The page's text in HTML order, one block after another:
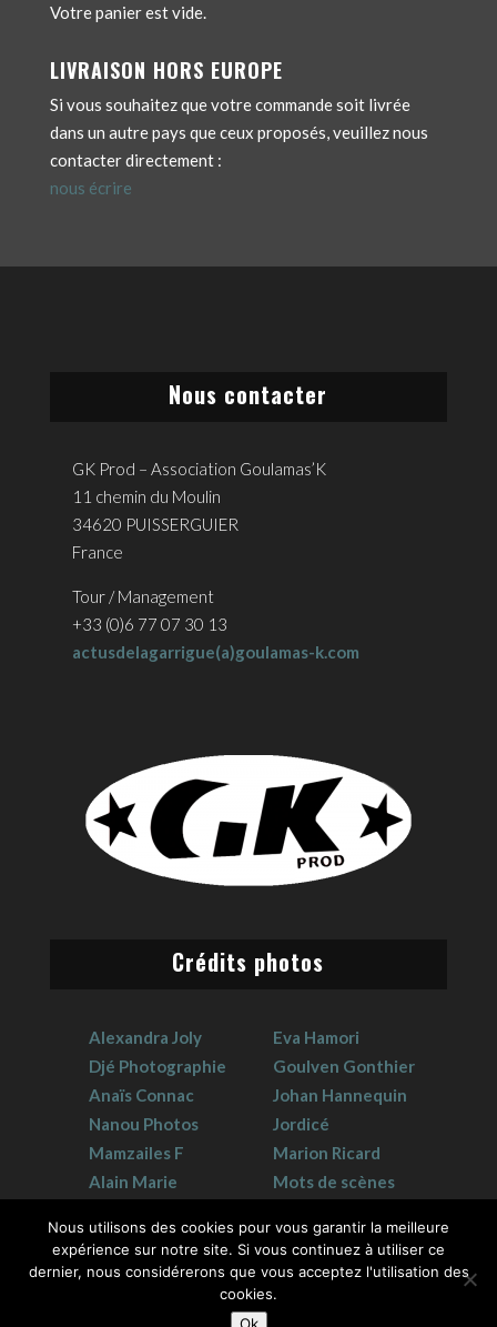
Votre panier est vide.
LIVRAISON HORS EUROPE
Si vous souhaitez que votre commande soit livrée
dans un autre pays que ceux proposés, veuillez nous
contacter directement :
nous écrire
Nous contacter
GK Prod – Association Goulamas’K
11 chemin du Moulin
34620 PUISSERGUIER
France
Tour / Management
+33 (0)6 77 07 30 13
actusdelagarrigue(a)goulamas-k.com
Crédits photos
Alexandra Joly
Djé Photographie
Anaïs Connac
Nanou Photos
Mamzailes F
Alain Marie
Eva Hamori
Goulven Gonthier
Johan Hannequin
Jordicé
Marion Ricard
Mots de scènes
Nous utilisons des cookies pour vous garantir la meilleure
expérience sur notre site. Si vous continuez à utiliser ce
dernier, nous considérerons que vous acceptez l'utilisation des
cookies.